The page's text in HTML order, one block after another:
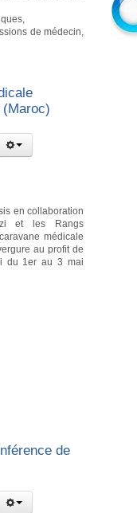
de médecin,
en collaboration
et les Rangs
médicale
au profit de
du 1er au 3 mai
de